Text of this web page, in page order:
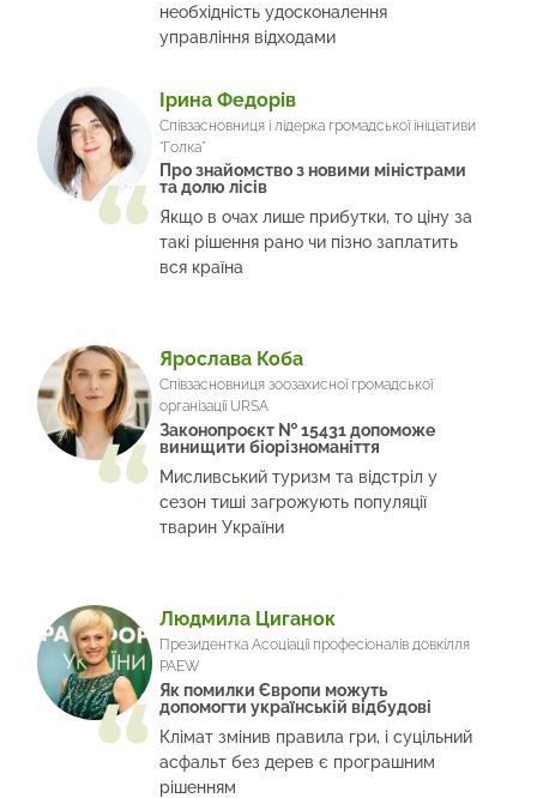
необхідність удосконалення
управління відходами
Ірина Федорів
Співзасновниця і лідерка громадської ініціативи
“Голка”
Про знайомство з новими міністрами
та долю лісів
Якщо в очах лише прибутки, то ціну за
такі рішення рано чи пізно заплатить
вся країна
Ярослава Коба
Співзасновниця зоозахисної громадської
організації URSA
Законопроєкт № 15431 допоможе
винищити біорізноманіття
Мисливський туризм та відстріл у
сезон тиші загрожують популяції
тварин України
Людмила Циганок
Президентка Асоціації професіоналів довкілля
PAEW
Як помилки Європи можуть
допомогти українській відбудові
Клімат змінив правила гри, і суцільний
асфальт без дерев є програшним
рішенням